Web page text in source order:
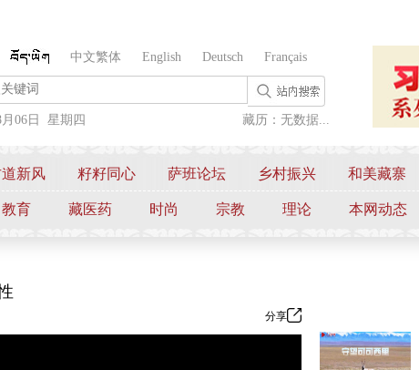
中文繁体 English Deutsch Français
月06日 星期四 藏历：无数据...
新风 籽籽同心 萨班论坛 乡村振兴 和美藏寨
教育 藏医药 时尚 宗教 理论 本网动态
分享